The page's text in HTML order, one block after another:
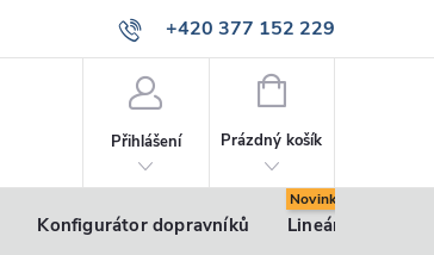
+420 377 152 229
info@vsk-profily.cz
Přihlášení
NÁKUPNÍ
Prázdný košík
Konfigurátor dopravníků Lineární pohony